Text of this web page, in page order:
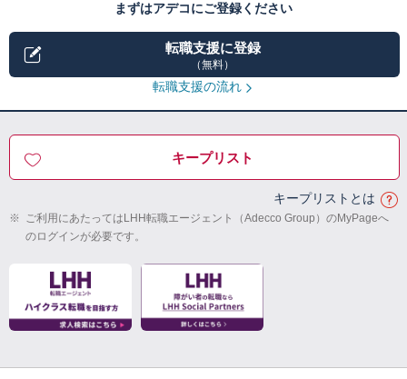
まずはアデコにご登録ください
転職支援に登録
（無料）
転職支援の流れ
キープリスト
キープリストとは
※ ご利用にあたってはLHH転職エージェント（Adecco Group）のMyPageへ
のログインが必要です。